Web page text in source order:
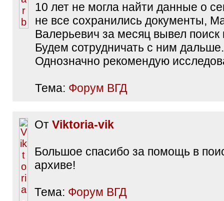
10 лет не могла найти данные о
не все сохранились документы,
Валерьевич за месяц вывел поиск
Будем сотрудничать с ним дальше.
Однозначно рекомендую
Тема: Форум ВГД
От Viktoria-vik
Большое спасибо за помощь в
архиве!
Тема: Форум ВГД